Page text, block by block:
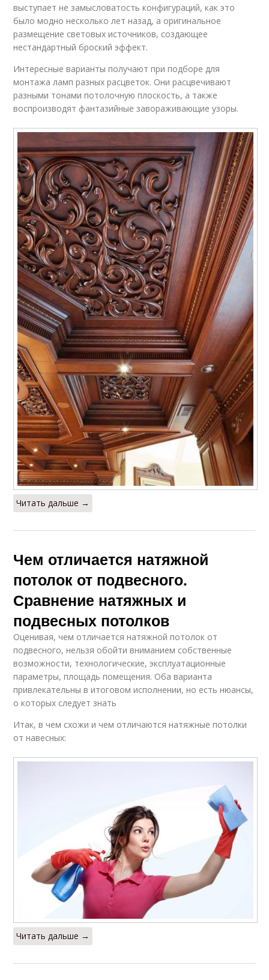
выступает не замысловатость конфигураций, как это
было модно несколько лет назад, а оригинальное
размещение световых источников, создающее
нестандартный броский эффект.
Интересные варианты получают при подборе для
монтажа ламп разных расцветок. Они расцвечивают
разными тонами потолочную плоскость, а также
воспроизводят фантазийные завораживающие узоры.
Читать дальше →
Чем отличается натяжной
потолок от подвесного.
Сравнение натяжных и
подвесных потолков
Оценивая, чем отличается натяжной потолок от
подвесного, нельзя обойти вниманием собственные
возможности, технологические, эксплуатационные
параметры, площадь помещения. Оба варианта
привлекательны в итоговом исполнении, но есть нюансы,
о которых следует знать
Итак, в чем схожи и чем отличаются натяжные потолки
от навесных:
Читать дальше →